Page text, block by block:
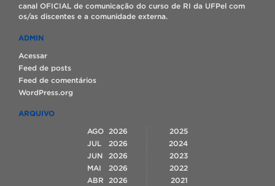
canal OFICIAL de comunicação do curso de RI da UFPel com
os/as discentes e a comunidade externa.
ADMIN
Acessar
Feed de posts
Feed de comentários
WordPress.org
ARQUIVO
AGO
2026
JUL
2026
JUN
2026
MAI
2026
ABR
2026
2025
2024
2023
2022
2021